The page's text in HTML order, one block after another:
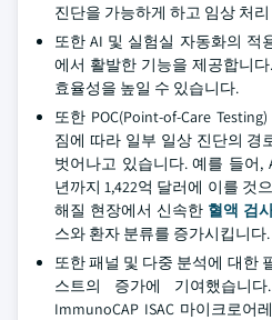
진단을 가능하게 하고 임상 처
또한 AI 및 실험실 자동화의 적
에서 활발한 기능을 제공합니
효율성을 높일 수 있습니다.
또한 POC(Point-of-Care
짐에 따라 일부 일상 진단의 경
벗어나고 있습니다. 예를 들어,
년까지 1,422억 달러에 이를 것
해질 현장에서 신속한 혈액 검
스와 환자 분류를 증가시킵니다.
또한 패널 및 다중 분석에 대한
스트의 증가에 기여했습니
ImmunoCAP ISAC 마이크로